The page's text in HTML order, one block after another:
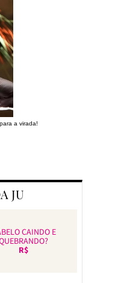
a virada!
JU
CAINDO E
R$